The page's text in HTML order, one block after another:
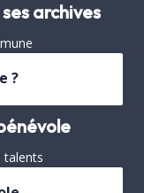
archives
?
talents